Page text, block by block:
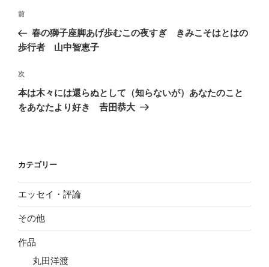
投
ナ
ゲ
ー
シ
前
の
投
前
春の獅子座脚あげ歩むこの夜すぎ きみこそはとはの
歩行者 山中智恵子
次
の
投
次
本は木々には還らぬとして（知らないが）あなたのこと
をあなたより好き 𠮷田恭大
カテゴリー
エッセイ・評論
その他
作品
丸田洋渡